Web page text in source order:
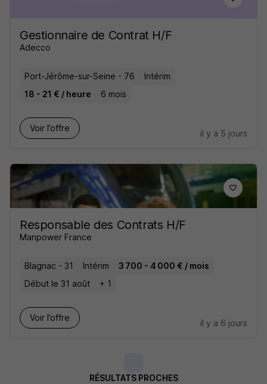
Gestionnaire de Contrat H/F
Adecco
Port-Jérôme-sur-Seine - 76
Intérim
18 - 21 € / heure
6 mois
Voir l’offre
il y a 5 jours
Responsable des Contrats H/F
Manpower France
Blagnac - 31 Intérim
3 700 - 4 000 € / mois
Début le 31 août
+ 1
Voir l’offre
il y a 6 jours
RÉSULTATS PROCHES